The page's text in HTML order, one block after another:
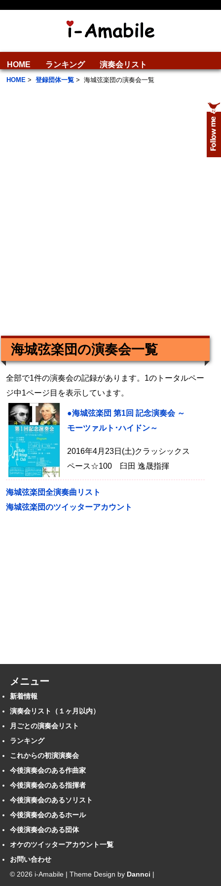
HOME ランキング 演奏会リスト
HOME > 登録団体一覧 > 海城弦楽団の演奏会一覧
海城弦楽団の演奏会一覧
全部で1件の演奏会の記録があります。1のトータルペー
ジ中1ページ目を表示しています。
●海城弦楽団 第1回 記念演奏会 ～
モーツァルト･ハイドン～
2016年4月23日(土)クラッシックス
ペース☆100 臼田 逸晟指揮
海城弦楽団全演奏曲リスト
海城弦楽団のツイッターアカウント
メニュー
新着情報
演奏会リスト（１ヶ月以内）
月ごとの演奏会リスト
ランキング
これからの初演演奏会
今後演奏会のある作曲家
今後演奏会のある指揮者
今後演奏会のあるソリスト
今後演奏会のあるホール
今後演奏会のある団体
オケのツイッターアカウント一覧
お問い合わせ
© 2026 i-Amabile | Theme Design by Dannci |